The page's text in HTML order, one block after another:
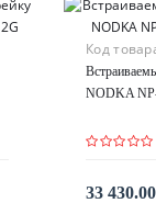
Код
NODKA
33